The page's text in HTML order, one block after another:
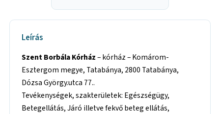
Leírás
Szent Borbála Kórház– kórház – Komárom-
Esztergom megye, Tatabánya, 2800 Tatabánya,
Dózsa György.utca 77..
Tevékenységek, szakterületek: Egészségügy,
Betegellátás, Járó illetve fekvő beteg ellátás,